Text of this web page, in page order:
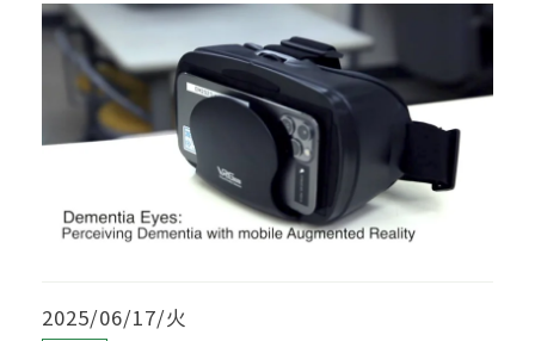
2025/06/17/火